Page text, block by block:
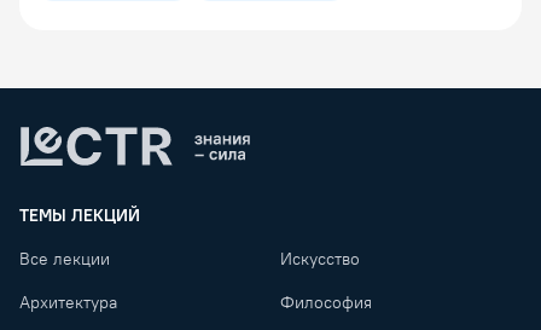
ТЕМЫ ЛЕКЦИЙ
Все лекции Искусство
Архитектура Философия